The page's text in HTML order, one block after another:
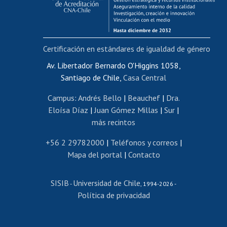
Funcionarias/os
Cursos internos de capacitación
Bienestar del personal
Portal de movilidad interna
Certificado de renta
Certificado de renta honorarios
Editar páginas blancas
Extranjeras/os
Revalidación y reconocimiento de títulos
Postulación al Programa de Movilidad Estudiantil
Cursos de español
Av. Libertador Bernardo O'Higgins 1058,
Santiago de Chile, Casa Central
Campus: Andrés Bello | Beauchef| Dra.
Eloísa Díaz | Juan Gómez Millas | Sur |
más recintos
+56 2 29782000 | Teléfonos y correos |
Mapa del portal| Contacto
SISIB - Universidad de Chile , 1994-2026 -
Política de privacidad
Certificación en estándares de igualdad de género